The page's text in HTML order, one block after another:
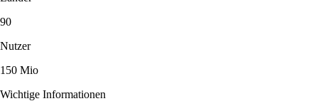
90
Nutzer
150 Mio
Wichtige Informationen